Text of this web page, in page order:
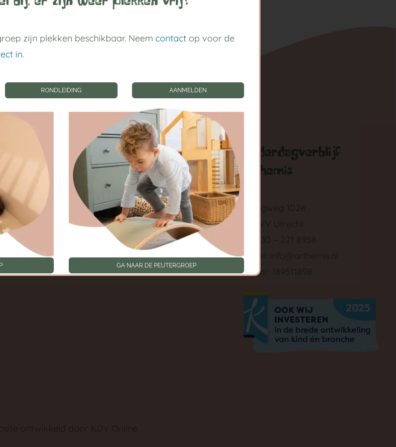
Privacy instellingen
Privacyinstellingen wijzigen
Geschiedenis
privacyinstellingen
Toestemmingen intrekken
Kinderdagverblijf
Arthemis
Springweg 102e
3511 VV Utrecht
Tel: 030 – 221 8958
E-mail: info@arthemis.nl
LRK nr: 189511898
ontwikkeld door KDV Online
zijn plekken beschikbaar. Neem contactop voor de
in.
RONDLEIDING AANMELDEN
GA NAAR DE PEUTERGROEP